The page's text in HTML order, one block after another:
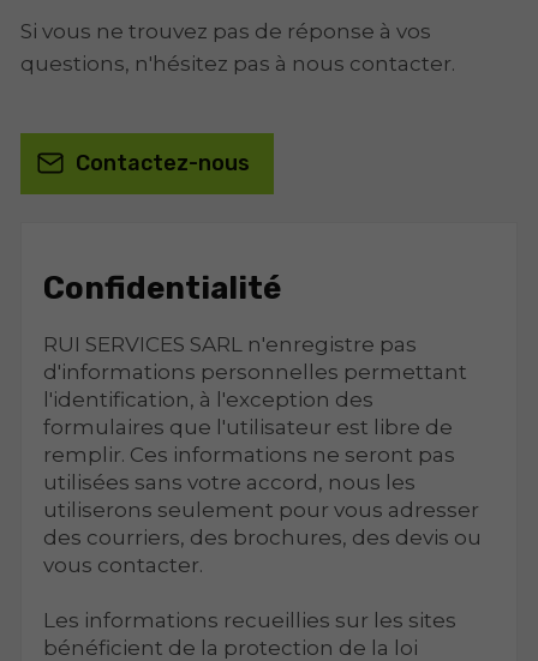
Si vous ne trouvez pas de réponse à vos
questions, n'hésitez pas à nous contacter.
Contactez-nous
Confidentialité
RUI SERVICES SARL n'enregistre pas
d'informations personnelles permettant
l'identification, à l'exception des
formulaires que l'utilisateur est libre de
remplir. Ces informations ne seront pas
utilisées sans votre accord, nous les
utiliserons seulement pour vous adresser
des courriers, des brochures, des devis ou
vous contacter.
Les informations recueillies sur les sites
bénéficient de la protection de la loi